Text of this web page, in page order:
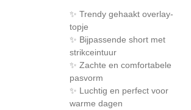
✨ Trendy gehaakt overlay-
topje
✨ Bijpassende short met
strikceintuur
✨ Zachte en comfortabele
pasvorm
✨ Luchtig en perfect voor
warme dagen